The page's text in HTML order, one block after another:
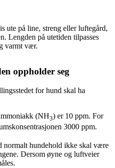
ute på line, streng eller luftegård,
Lengden på utetiden tilpasses
varmt vær.
oppholder seg
for hund skal ha
(NH3) er 10 ppm. For
3000 ppm.
normalt hundehold ikke skal være
Dersom øyne og luftveier